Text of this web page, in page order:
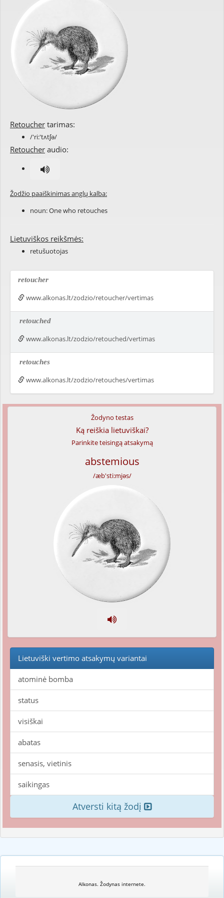
Retoucher tarimas:
/'ri:'tʌtʃə/
Retoucher audio:
Žodžio paaiškinimas anglų kalba:
noun: One who retouches
Lietuviškos reikšmės:
retušuotojas
retoucher
www.alkonas.lt/zodzio/retoucher/vertimas
retouched
www.alkonas.lt/zodzio/retouched/vertimas
retouches
www.alkonas.lt/zodzio/retouches/vertimas
Žodyno testas
Ką reiškia lietuviškai?
Parinkite teisingą atsakymą
abstemious
/æb'sti:mjəs/
Lietuviški vertimo atsakymų variantai
atominė bomba
status
visiškai
abatas
senasis, vietinis
saikingas
Atversti kitą žodį
Alkonas. Žodynas internete.